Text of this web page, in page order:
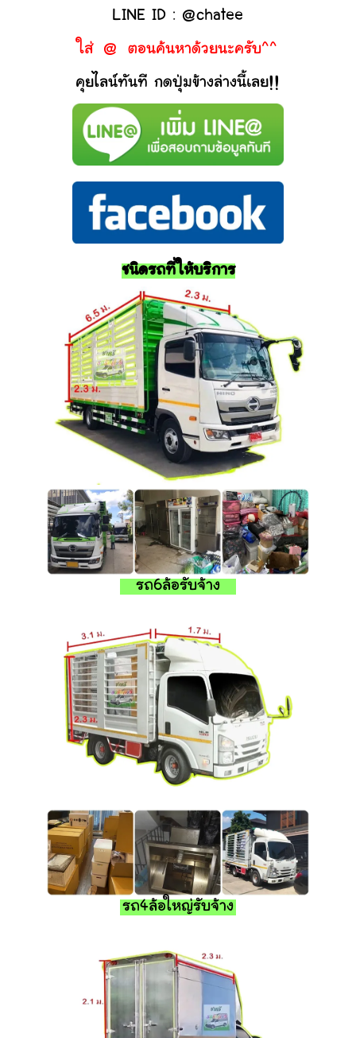
LINE ID : @chatee
ใส่ @ ตอนค้นหาด้วยนะครับ^^
คุยไลน์ทันที กดปุ่มข้างล่างนี้เลย!!
ชนิดรถที่ให้บริการ
รถ6ล้อรับจ้าง
รถ4ล้อใหญ่รับจ้าง